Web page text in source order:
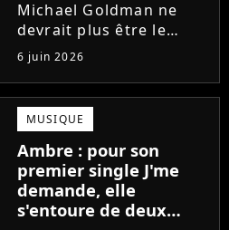
Michael Goldman ne
devrait plus être le
directeur de la Star
Academy lors de la
saison 2026. Et pour lui
succéder, c'est un
ancien gagnant de
l'émission de TF1 qui
sera aujourd'hui...
6 juin 2026
MUSIQUE
Ambre : pour son
premier single J'me
demande, elle
s'entoure de deux